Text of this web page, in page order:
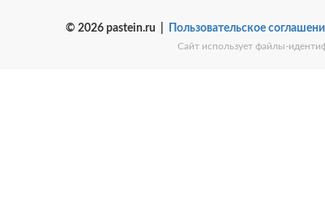
© 2026 pastein.ru | Пользовательское
Сайт использует файлы-